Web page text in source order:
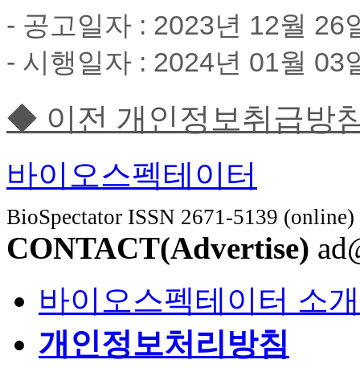
- 공고일자 : 2023년 12월 26
- 시행일자 : 2024년 01월 03
◆ 이전 개인정보취급방
바이오스펙테이터
BioSpectator ISSN 2671-5139 (online)
CONTACT(Advertise)
바이오스펙테이터 소개
개인정보처리방침